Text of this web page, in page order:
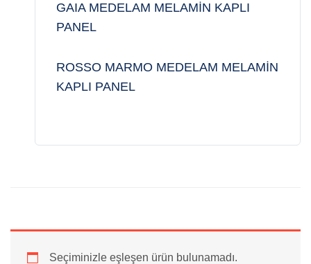
GAIA MEDELAM MELAMİN KAPLI
PANEL
ROSSO MARMO MEDELAM MELAMİN
KAPLI PANEL
Seçiminizle eşleşen ürün bulunamadı.